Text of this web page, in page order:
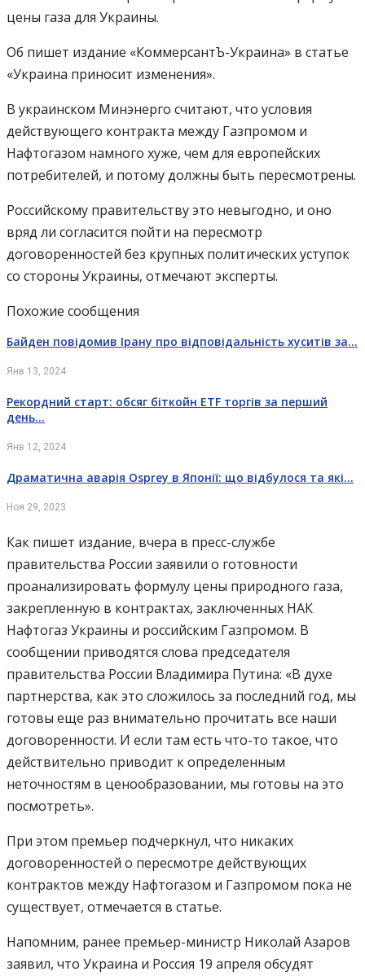
цены газа для Украины.
Об пишет издание «КоммерсантЪ-Украина» в статье
«Украина приносит изменения».
В украинском Минэнерго считают, что условия
действующего контракта между Газпромом и
Нафтогазом намного хуже, чем для европейских
потребителей, и потому должны быть пересмотрены.
Российскому правительству это невыгодно, и оно
вряд ли согласится пойти на пересмотр
договоренностей без крупных политических уступок
со стороны Украины, отмечают эксперты.
Похожие сообщения
Байден повідомив Ірану про відповідальність хуситів за…
Янв 13, 2024
Рекордний старт: обсяг біткойн ETF торгів за перший
день…
Янв 12, 2024
Драматична аварія Osprey в Японії: що відбулося та які…
Ноя 29, 2023
Как пишет издание, вчера в пресс-службе
правительства России заявили о готовности
проанализировать формулу цены природного газа,
закрепленную в контрактах, заключенных НАК
Нафтогаз Украины и российским Газпромом. В
сообщении приводятся слова председателя
правительства России Владимира Путина: «В духе
партнерства, как это сложилось за последний год, мы
готовы еще раз внимательно прочитать все наши
договоренности. И если там есть что-то такое, что
действительно приводит к определенным
неточностям в ценообразовании, мы готовы на это
посмотреть».
При этом премьер подчеркнул, что никаких
договоренностей о пересмотре действующих
контрактов между Нафтогазом и Газпромом пока не
существует, отмечается в статье.
Напомним, ранее премьер-министр Николай Азаров
заявил, что Украина и Россия 19 апреля обсудят